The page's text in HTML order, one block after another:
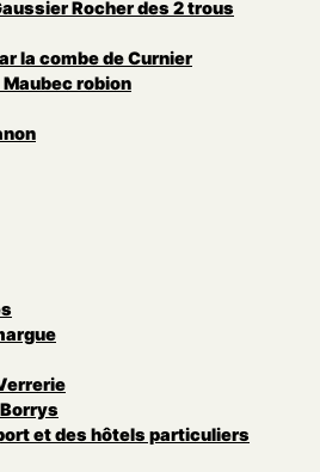
Rocher des 2 trous
la combe de Curnier
robion
et des hôtels particuliers